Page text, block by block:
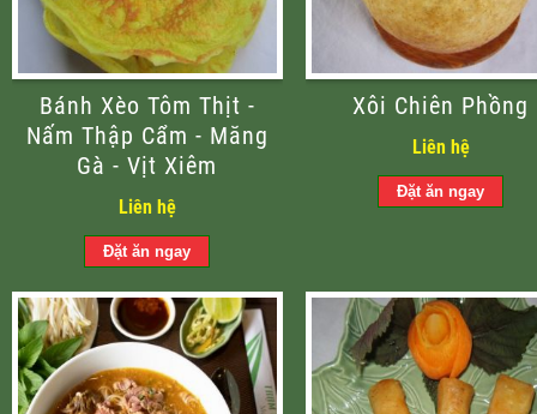
Bánh Xèo Tôm Thịt -
Nấm Thập Cẩm - Măng
Gà - Vịt Xiêm
Liên hệ
Xôi Chiên Phồng
Liên hệ